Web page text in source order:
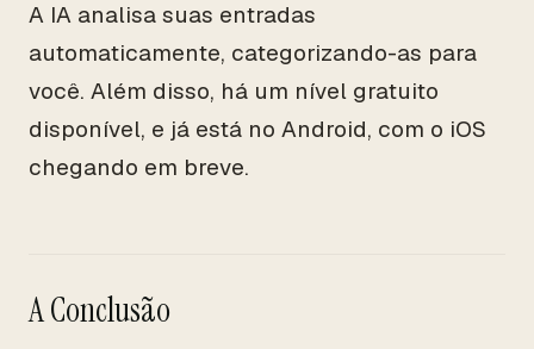
A IA analisa suas entradas
automaticamente, categorizando-as para
você. Além disso, há um nível gratuito
disponível, e já está no Android, com o iOS
chegando em breve.
A Conclusão